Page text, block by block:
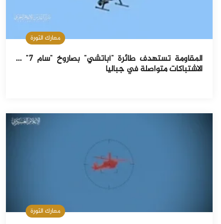
معارك الثورة
المقاومة تستهدف طائرة "أباتشي" بصاروخ "سام 7" ...
الاشتباكات متواصلة في جباليا
معارك الثورة